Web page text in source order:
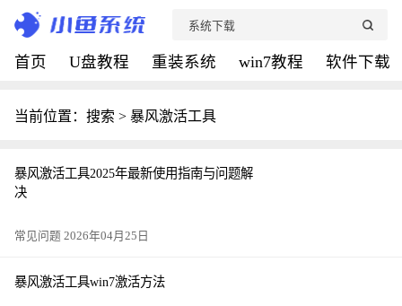
首页 U盘教程 重装系统 win7教程 软件下载
当前位置：搜索 > 暴风激活工具
暴风激活工具2025年最新使用指南与问题解
决
常见问题 2026年04月25日
暴风激活工具win7激活方法